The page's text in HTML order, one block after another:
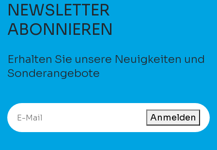
NEWSLETTER
ABONNIEREN
Erhalten Sie unsere Neuigkeiten und
Sonderangebote
Anmelden